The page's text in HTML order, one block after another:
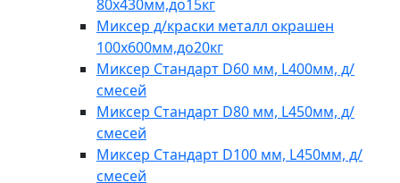
80х430мм,до15кг
Миксер д/краски металл окрашен
100х600мм,до20кг
Миксер Стандарт D60 мм, L400мм, д/
смесей
Миксер Стандарт D80 мм, L450мм, д/
смесей
Миксер Стандарт D100 мм, L450мм, д/
смесей